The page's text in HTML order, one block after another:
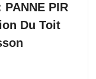
PANNE PIR
Du Toit